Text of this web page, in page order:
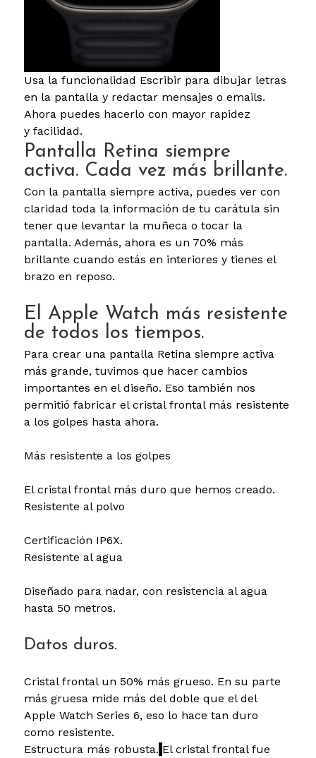
Usa la funcionalidad Escribir para dibujar letras
en la pantalla y redactar mensajes o emails.
Ahora puedes hacerlo con mayor rapidez
y facilidad.
Pantalla Retina siempre
activa. Cada vez más brillante.
Con la pantalla siempre activa, puedes ver con
claridad toda la información de tu carátula sin
tener que levantar la muñeca o tocar la
pantalla. Además, ahora es un 70% más
brillante cuando estás en interiores y tienes el
brazo en reposo.
El Apple Watch más resistente
de todos los tiempos.
Para crear una pantalla Retina siempre activa
más grande, tuvimos que hacer cambios
importantes en el diseño. Eso también nos
permitió fabricar el cristal frontal más resistente
a los golpes hasta ahora.
Más resistente a los golpes
El cristal frontal más duro que hemos creado.
Resistente al polvo
Certificación IP6X.
Resistente al agua
Diseñado para nadar, con resistencia al agua
hasta 50 metros.
Datos duros.
Cristal frontal un 50% más grueso. En su parte
más gruesa mide más del doble que el del
Apple Watch Series 6, eso lo hace tan duro
como resistente.
Estructura más robusta. El cristal frontal fue